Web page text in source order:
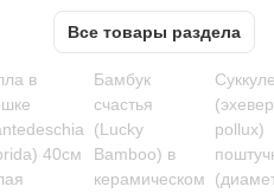
Все товары раздела
в
40см
Бамбук
счастья
(Lucky
Bamboo) в
керамическом
pollux)